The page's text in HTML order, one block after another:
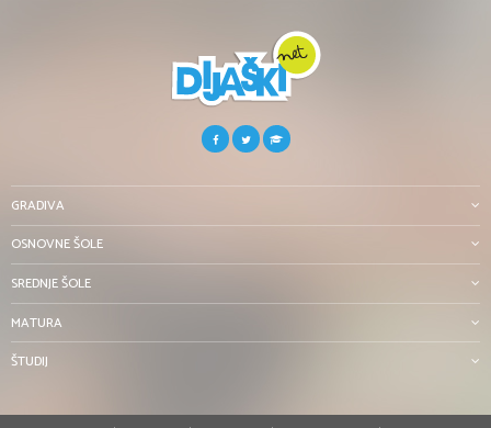
GRADIVA
OSNOVNE ŠOLE
SREDNJE ŠOLE
MATURA
ŠTUDIJ